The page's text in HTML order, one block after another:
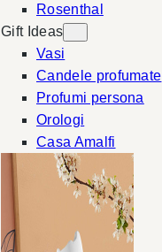
Rosenthal
Gift Ideas
Vasi
Candele profumate
Profumi persona
Orologi
Casa Amalfi